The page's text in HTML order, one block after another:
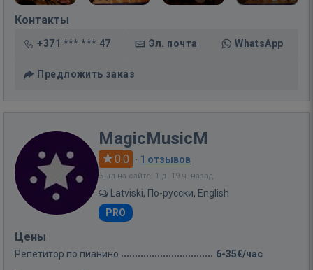
Контакты
+371 *** *** 47 Эл. почта WhatsApp
Предложить заказ
MagicMusicM
0.0 · 1 отзывов
Был на сайте: 1 д. 19 ч. назад
Latviski, По-русски, English
PRO
Цены
Репетитор по пианино 6-35€/час